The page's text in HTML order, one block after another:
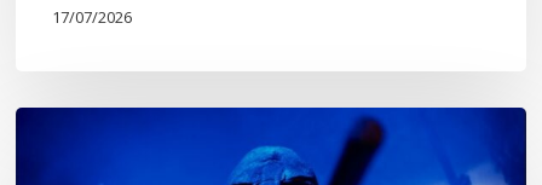
17/07/2026